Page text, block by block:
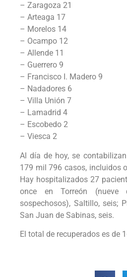
– Zaragoza 21
– Arteaga 17
– Morelos 14
– Ocampo 12
– Allende 11
– Guerrero 9
– Francisco I. Madero 9
– Nadadores 6
– Villa Unión 7
– Lamadrid 4
– Escobedo 2
– Viesca 2
Al día de hoy, se
179 mil 796 casos, incluidos
Hay hospitalizados 27
once en Torreón (nueve
sospechosos), Saltillo, seis;
San Juan de Sabinas, seis.
El total de recuperados es de